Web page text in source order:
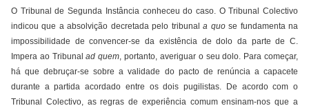
O Tribunal de Segunda Instância conheceu do caso. O Tribunal Colectivo
indicou que a absolvição decretada pelo tribunala quose fundamenta na
impossibilidade de convencer-se da existência de dolo da parte de C.
Impera ao Tribunalad quem, portanto, averiguar o seu dolo. Para começar,
há que debruçar-se sobre a validade do pacto de renúncia a capacete
durante a partida acordado entre os dois pugilistas. De acordo com o
Tribunal Colectivo, as regras de experiência comum ensinam-nos que a